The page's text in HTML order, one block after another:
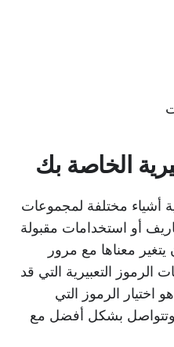
الخاصة بك
أشياء مختلفة لمجموعات
أو استخدامات مقبولة
يتغير معناها مع مرور
الرموز التعبيرية التي قد
اختيار الرموز التي
وتتواصل بشكل أفضل مع